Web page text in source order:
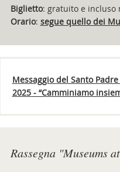
Biglietto: gratuito e incluso
Orario: segue quello dei
Messaggio del Santo
2025 - “Camminiamo
Rassegna "Museums